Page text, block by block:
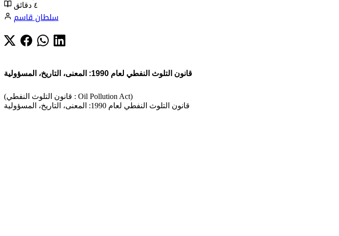
٤ دقائق
سلطان قاسم
قانون التلوث النفطي لعام 1990: المعنى، التاريخ، المسؤولية
(قانون التلوث النفطي : Oil Pollution Act)
قانون التلوث النفطي لعام 1990: المعنى، التاريخ، المسؤولية